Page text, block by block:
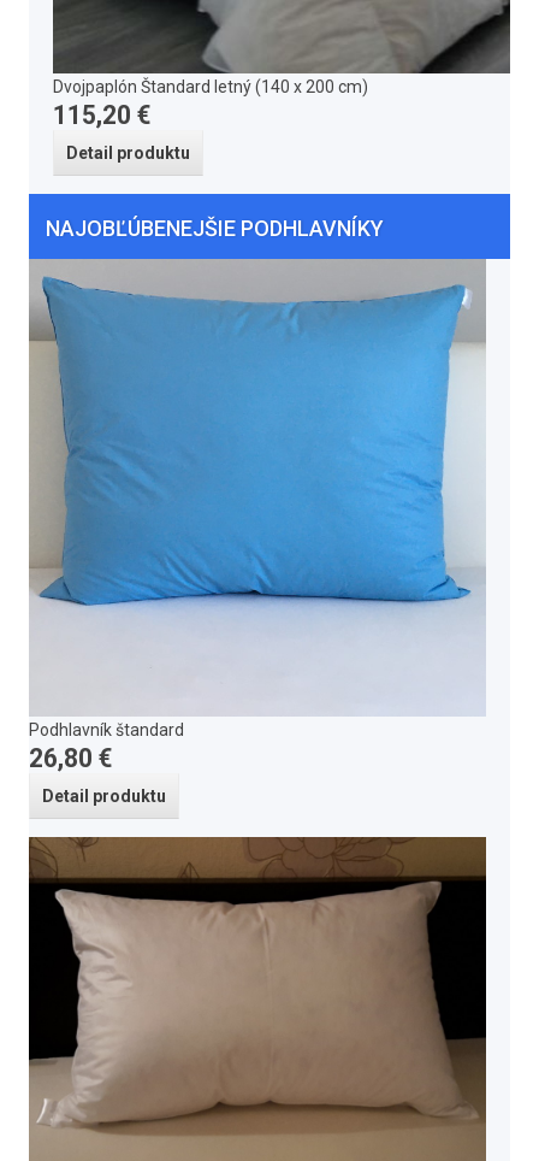
Dvojpaplón Štandard letný (140 x 200 cm)
115,20 €
Detail produktu
NAJOBĽÚBENEJŠIE PODHLAVNÍKY
Podhlavník štandard
26,80 €
Detail produktu